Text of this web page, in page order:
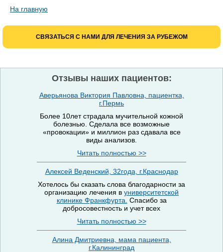
На главную
СВЯЗАТЬСЯ С НАМИ ДЛЯ ЛЕЧЕНИЯ ЗА РУБЕЖОМ
Отзывы наших пациентов:
Аверьянова Виктория Павловна, пациентка,
г.Пермь
Более 10лет страдала мучительной кожной
болезнью. Сделала все возможные
«провокации» и миллион раз сдавала все
виды анализов.
Читать полностью >>
Алексей Веденский, 32года, г.Краснодар
Хотелось бы сказать слова благодарности за
организацию лечения в университетской
клинике Франкфурта. Спасибо за
добросовестность и учет всех
Читать полностью >>
Алина Дмитриевна, мама пациента,
г.Калининград